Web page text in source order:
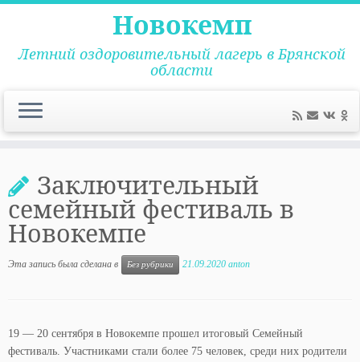
содержимому
Новокемп
Летний оздоровительный лагерь в Брянской
области
Заключительный
семейный фестиваль в
Новокемпе
Эта запись была сделана в Без рубрики 21.09.2020 anton
19 — 20 сентября в Новокемпе прошел итоговый Семейный
фестиваль. Участниками стали более 75 человек, среди них родители